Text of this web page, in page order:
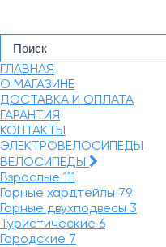
ГЛАВНАЯ
О МАГАЗИНЕ
ДОСТАВКА И ОПЛАТА
ГАРАНТИЯ
КОНТАКТЫ
ЭЛЕКТРОВЕЛОСИПЕДЫ
ВЕЛОСИПЕДЫ
Взрослые 111
Горные хардтейлы 79
Горные двухподвесы 3
Туристические 6
Городские 7